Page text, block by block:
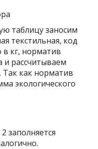
таблицу заносим
текстильная, код
в кг, норматив
и рассчитываем
Так как норматив
экологического
заполняется